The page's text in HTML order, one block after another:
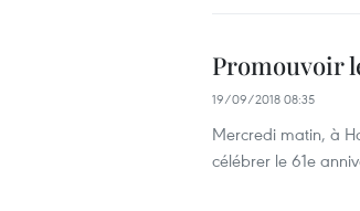
Promouvoir
19/09/2018 08:35
Mercredi matin, à
célébrer le 61e